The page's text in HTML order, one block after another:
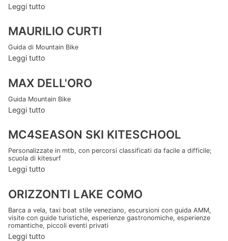
Leggi tutto
MAURILIO CURTI
Guida di Mountain Bike
Leggi tutto
MAX DELL'ORO
Guida Mountain Bike
Leggi tutto
MC4SEASON SKI KITESCHOOL
Personalizzate in mtb, con percorsi classificati da facile a difficile;
scuola di kitesurf
Leggi tutto
ORIZZONTI LAKE COMO
Barca a vela, taxi boat stile veneziano, escursioni con guida AMM,
visite con guide turistiche, esperienze gastronomiche, esperienze
romantiche, piccoli eventi privati
Leggi tutto